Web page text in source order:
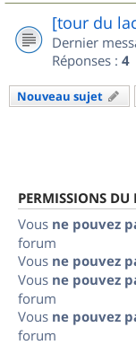
[tour du
Dernier
Réponses : 4
Nouveau sujet
PERMISSIONS DU
Vous ne pouvez
forum
Vous ne pouvez
Vous ne pouvez
forum
Vous ne pouvez
forum